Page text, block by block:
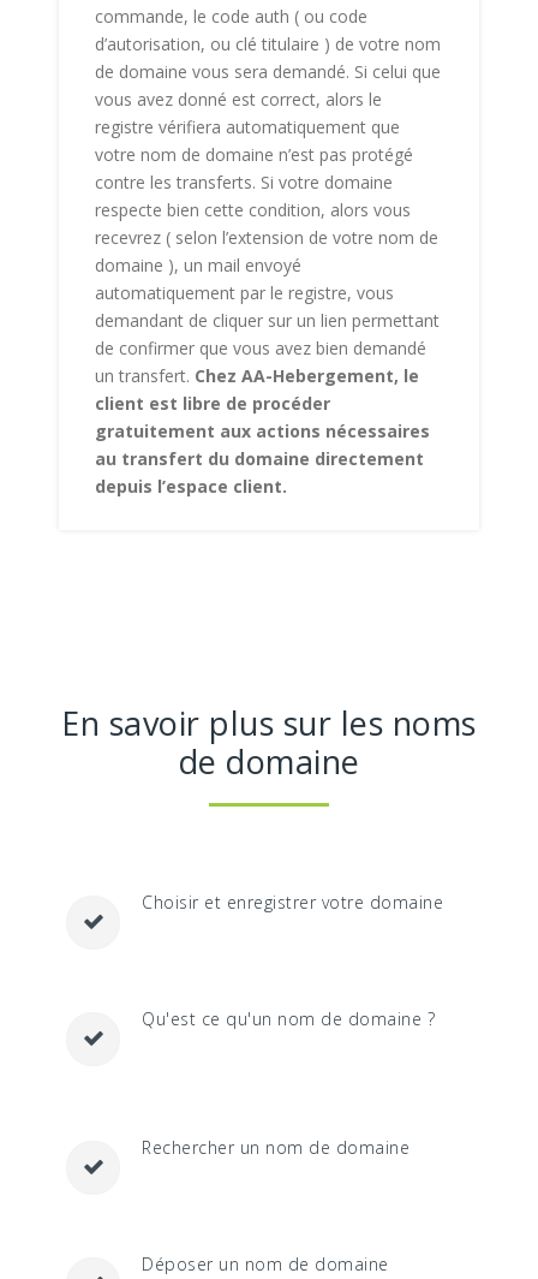
commande, le code auth ( ou code
d’autorisation, ou clé titulaire ) de votre nom
de domaine vous sera demandé. Si celui que
vous avez donné est correct, alors le
registre vérifiera automatiquement que
votre nom de domaine n’est pas protégé
contre les transferts. Si votre domaine
respecte bien cette condition, alors vous
recevrez ( selon l’extension de votre nom de
domaine ), un mail envoyé
automatiquement par le registre, vous
demandant de cliquer sur un lien permettant
de confirmer que vous avez bien demandé
un transfert. Chez AA-Hebergement, le
client est libre de procéder
gratuitement aux actions nécessaires
au transfert du domaine directement
depuis l’espace client.
En savoir plus sur les noms
de domaine
Choisir et enregistrer votre domaine
Qu'est ce qu'un nom de domaine ?
Rechercher un nom de domaine
Déposer un nom de domaine